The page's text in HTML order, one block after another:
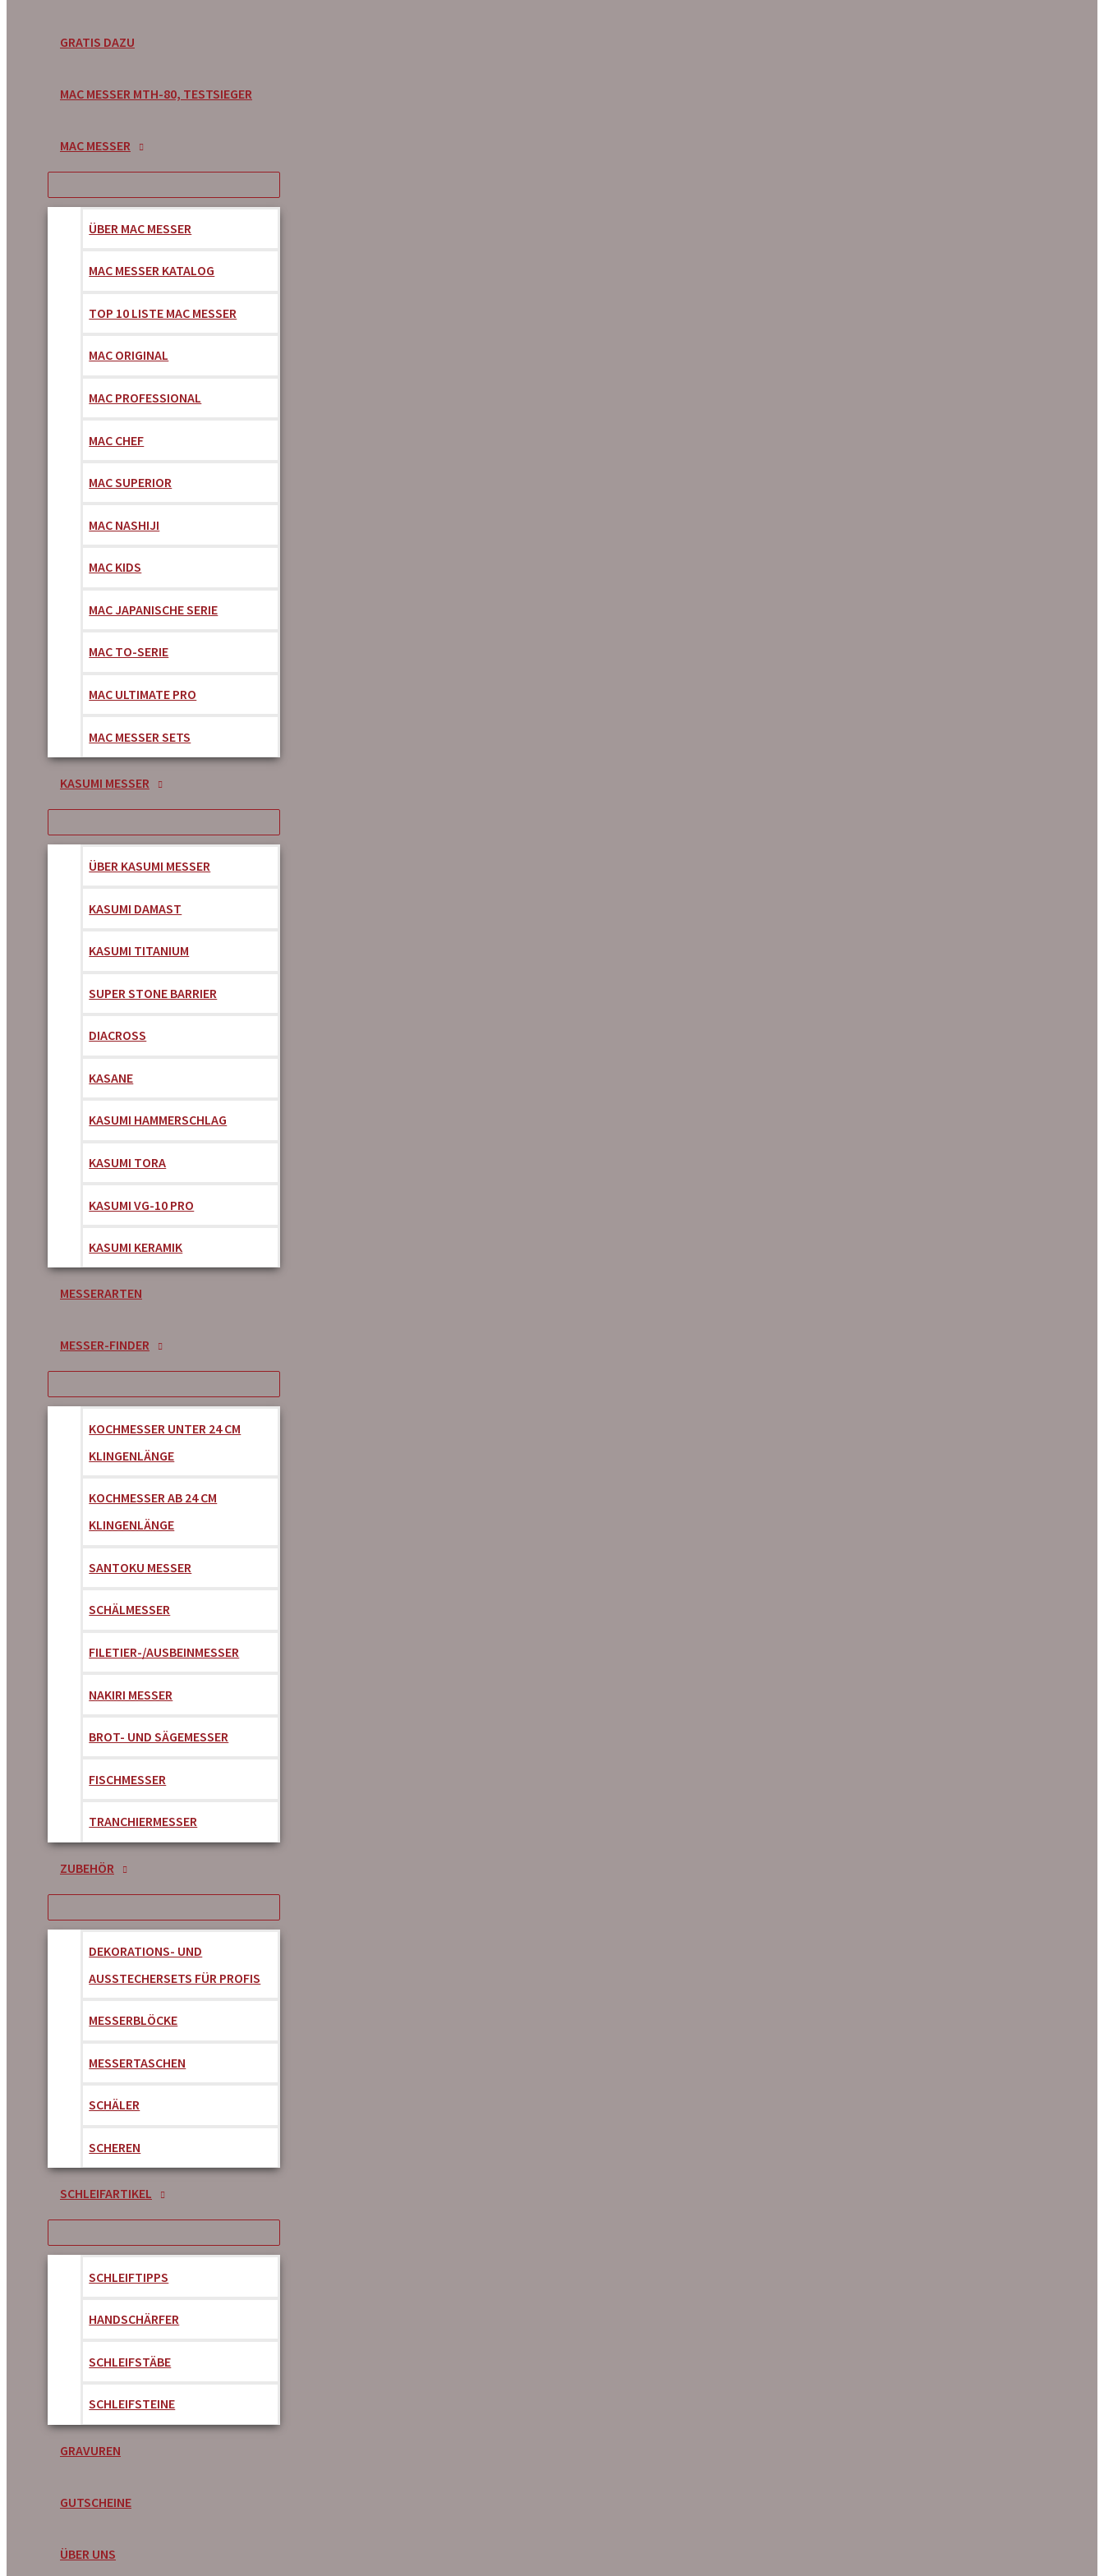
GRATIS DAZU
MAC MESSER MTH-80, TESTSIEGER
MAC MESSER
ÜBER MAC MESSER
MAC MESSER KATALOG
TOP 10 LISTE MAC MESSER
MAC ORIGINAL
MAC PROFESSIONAL
MAC CHEF
MAC SUPERIOR
MAC NASHIJI
MAC KIDS
MAC JAPANISCHE SERIE
MAC TO-SERIE
MAC ULTIMATE PRO
MAC MESSER SETS
KASUMI MESSER
ÜBER KASUMI MESSER
KASUMI DAMAST
KASUMI TITANIUM
SUPER STONE BARRIER
DIACROSS
KASANE
KASUMI HAMMERSCHLAG
KASUMI TORA
KASUMI VG-10 PRO
KASUMI KERAMIK
MESSERARTEN
MESSER-FINDER
KOCHMESSER UNTER 24 CM
KLINGENLÄNGE
KOCHMESSER AB 24 CM
KLINGENLÄNGE
SANTOKU MESSER
SCHÄLMESSER
FILETIER-/AUSBEINMESSER
NAKIRI MESSER
BROT- UND SÄGEMESSER
FISCHMESSER
TRANCHIERMESSER
ZUBEHÖR
DEKORATIONS- UND
AUSSTECHERSETS FÜR PROFIS
MESSERBLÖCKE
MESSERTASCHEN
SCHÄLER
SCHEREN
SCHLEIFARTIKEL
SCHLEIFTIPPS
HANDSCHÄRFER
SCHLEIFSTÄBE
SCHLEIFSTEINE
GRAVUREN
GUTSCHEINE
ÜBER UNS